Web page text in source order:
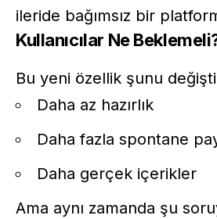
ileride bağımsız bir
Kullanıcılar Ne
Bu yeni özellik şunu
Daha az hazırlık
Daha fazla spontane
Daha gerçek içerikler
Ama aynı zamanda şu